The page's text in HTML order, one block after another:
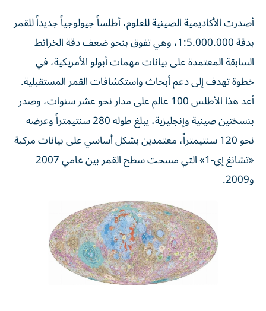
أصدرت الأكاديمية الصينية للعلوم، أطلساً جيولوجياً جديداً للقمر
بدقة 1:5.000.000، وهي تفوق بنحو ضعف دقة الخرائط
السابقة المعتمدة على بيانات مهمات أبولو الأمريكية، في
خطوة تهدف إلى دعم أبحاث واستكشافات القمر المستقبلية.
أعد هذا الأطلس 100 عالم على مدار نحو عشر سنوات، وصدر
بنسختين صينية وإنجليزية، يبلغ طوله 280 سنتيمتراً وعرضه
نحو 120 سنتيمتراً، معتمدين بشكل أساسي على بيانات مركبة
«تشانغ إي-1» التي مسحت سطح القمر بين عامي 2007
و2009.